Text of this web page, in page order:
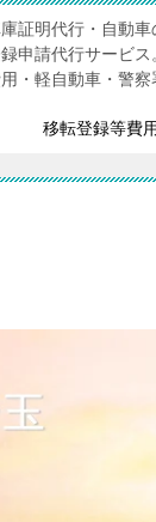
証明代行・自動
申請代行サービ
・軽自動車・警
移転登録等費用